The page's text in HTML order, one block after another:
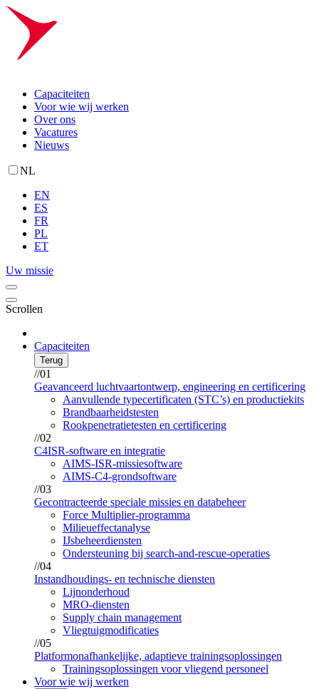
Capaciteiten
Voor wie wij werken
Over ons
Vacatures
Nieuws
NL
EN
ES
FR
PL
ET
Uw missie
Scrollen
Capaciteiten
Terug
//01
Geavanceerd luchtvaartontwerp, engineering en certificering
Aanvullende typecertificaten (STC’s) en productiekits
Brandbaarheidstesten
Rookpenetratietesten en certificering
//02
C4ISR-software en integratie
AIMS-ISR-missiesoftware
AIMS-C4-grondsoftware
//03
Gecontracteerde speciale missies en databeheer
Force Multiplier-programma
Milieueffectanalyse
IJsbeheerdiensten
Ondersteuning bij search-and-rescue-operaties
//04
Instandhoudings- en technische diensten
Lijnonderhoud
MRO-diensten
Supply chain management
Vliegtuigmodificaties
//05
Platformonafhankelijke, adaptieve trainingsoplossingen
Trainingsoplossingen voor vliegend personeel
Voor wie wij werken